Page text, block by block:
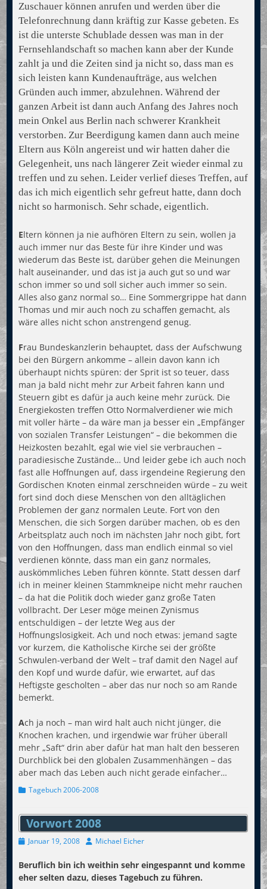
Zuschauer können anrufen und werden über die
Telefonrechnung dann kräftig zur Kasse gebeten. Es
ist die unterste Schublade dessen was man in der
Fernsehlandschaft so machen kann aber der Kunde
zahlt ja und die Zeiten sind ja nicht so, dass man es
sich leisten kann Kundenaufträge, aus welchen
Gründen auch immer, abzulehnen. Während der
ganzen Arbeit ist dann auch Anfang des Jahres noch
mein Onkel aus Berlin nach schwerer Krankheit
verstorben. Zur Beerdigung kamen dann auch meine
Eltern aus Köln angereist und wir hatten daher die
Gelegenheit, uns nach längerer Zeit wieder einmal zu
treffen und zu sehen. Leider verlief dieses Treffen, auf
das ich mich eigentlich sehr gefreut hatte, dann doch
nicht so harmonisch. Sehr schade, eigentlich.
Eltern können ja nie aufhören Eltern zu sein, wollen ja
auch immer nur das Beste für ihre Kinder und was
wiederum das Beste ist, darüber gehen die Meinungen
halt auseinander, und das ist ja auch gut so und war
schon immer so und soll sicher auch immer so sein.
Alles also ganz normal so… Eine Sommergrippe hat dann
Thomas und mir auch noch zu schaffen gemacht, als
wäre alles nicht schon anstrengend genug.
Frau Bundeskanzlerin behauptet, dass der Aufschwung
bei den Bürgern ankomme – allein davon kann ich
überhaupt nichts spüren: der Sprit ist so teuer, dass
man ja bald nicht mehr zur Arbeit fahren kann und
Steuern gibt es dafür ja auch keine mehr zurück. Die
Energiekosten treffen Otto Normalverdiener wie mich
mit voller härte – da wäre man ja besser ein „Empfänger
von sozialen Transfer Leistungen“ – die bekommen die
Heizkosten bezahlt, egal wie viel sie verbrauchen –
paradiesische Zustände… Und leider gebe ich auch noch
fast alle Hoffnungen auf, dass irgendeine Regierung den
Gordischen Knoten einmal zerschneiden würde – zu weit
fort sind doch diese Menschen von den alltäglichen
Problemen der ganz normalen Leute. Fort von den
Menschen, die sich Sorgen darüber machen, ob es den
Arbeitsplatz auch noch im nächsten Jahr noch gibt, fort
von den Hoffnungen, dass man endlich einmal so viel
verdienen könnte, dass man ein ganz normales,
auskömmliches Leben führen könnte. Statt dessen darf
ich in meiner kleinen Stammkneipe nicht mehr rauchen
– da hat die Politik doch wieder ganz große Taten
vollbracht. Der Leser möge meinen Zynismus
entschuldigen – der letzte Weg aus der
Hoffnungslosigkeit. Ach und noch etwas: jemand sagte
vor kurzem, die Katholische Kirche sei der größte
Schwulen-verband der Welt – traf damit den Nagel auf
den Kopf und wurde dafür, wie erwartet, auf das
Heftigste gescholten – aber das nur noch so am Rande
bemerkt.
Ach ja noch – man wird halt auch nicht jünger, die
Knochen krachen, und irgendwie war früher überall
mehr „Saft“ drin aber dafür hat man halt den besseren
Durchblick bei den globalen Zusammenhängen – das
aber mach das Leben auch nicht gerade einfacher…
Kategorien
Tagebuch 2006-2008
Vorwort 2008
Veröffentlicht
Januar 19, 2008 AutorMichael Eicher
Beruflich bin ich weithin sehr eingespannt und komme
eher selten dazu, dieses Tagebuch zu führen.